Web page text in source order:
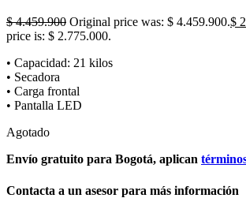
$4.459.900 Original price was: $ 4.459.900.$
price is: $ 2.775.000.
• Capacidad: 21 kilos
• Secadora
• Carga frontal
• Pantalla LED
Agotado
Envío gratuito para Bogotá, aplican
Contacta a un asesor para más información